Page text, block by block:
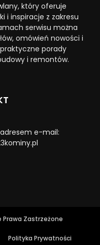
który oferuje
i inspiracje z zakresu
serwisu można
omówień nowości i
porady
i remontów.
e-mail:
Prawa Zastrzeżone
Polityka Prywatności